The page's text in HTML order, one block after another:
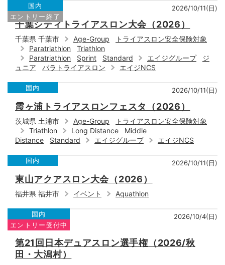
国内
エントリー終了
2026/10/11(日)
千葉シティトライアスロン大会（2026）
千葉県 千葉市 Age-Group
トライアスロン安全保険対象
Paratriathlon
Triathlon
Paratriathlon
Sprint Standard エイジグループ
ジ
ュニア
パラトライアスロン エイジNCS
国内 2026/10/11(日)
霞ヶ浦トライアスロンフェスタ（2026）
茨城県 土浦市 Age-Group
トライアスロン安全保険対象
Triathlon
Long Distance
Middle
Distance
Standard エイジグループ エイジNCS
国内 2026/10/11(日)
東山アクアスロン大会（2026）
福井県 福井市 イベント Aquathlon
国内
エントリー受付中
2026/10/4(日)
第21回日本デュアスロン選手権（2026/秋
田・大潟村）